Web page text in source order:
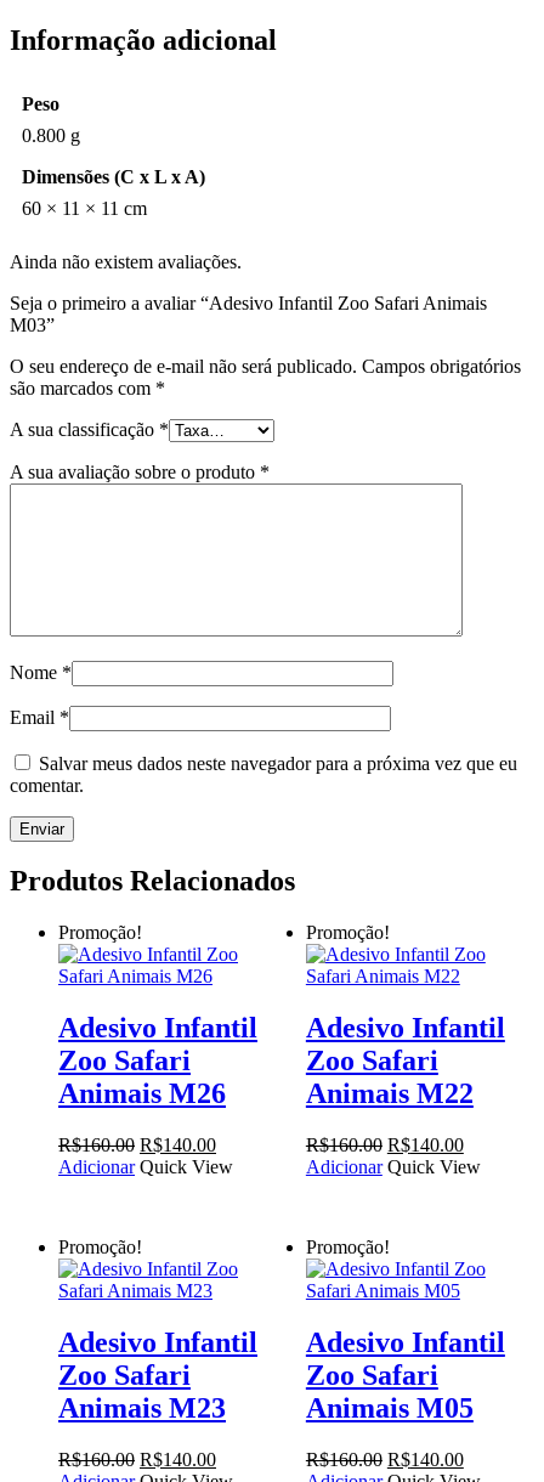
Informação adicional
Peso
0.800 g
Dimensões (C x L x A)
60 × 11 × 11 cm
Ainda não existem avaliações.
Seja o primeiro a avaliar “Adesivo Infantil Zoo Safari Animais
M03”
O seu endereço de e-mail não será publicado. Campos obrigatórios
são marcados com *
A sua classificação *
A sua avaliação sobre o produto *
Nome *
Email *
Salvar meus dados neste navegador para a próxima vez que eu
comentar.
Produtos Relacionados
Promoção!
Adesivo Infantil
Zoo Safari
Animais M26
R$160.00 O
preço
R$140.00O
preço
Adicionar Quick View
Promoção!
Adesivo Infantil
Zoo Safari
Animais M22
R$160.00 O
preço
R$140.00O
preço
Adicionar Quick View
Promoção!
Adesivo Infantil
Zoo Safari
Animais M23
R$160.00 O
R$140.00O
Promoção!
Adesivo Infantil
Zoo Safari
Animais M05
R$160.00 O
R$140.00O